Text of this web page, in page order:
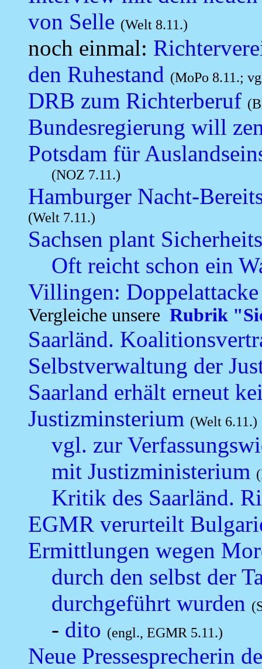
von Selle (Welt 8.11.)
noch einmal:
den Ruhestand (MoPo 8.11.;
DRB zum Richterberuf
Bundesregierung will
Potsdam für
(NOZ 7.11.)
Hamburger Nacht-
(Welt 7.11.)
Sachsen plant
Oft reicht schon ein
Villingen:
Vergleiche unsere Rubrik
Saarländ.
Selbstverwaltung der
Saarland erhält erneut
Justizminsterium (Welt 6.11.)
vgl. zur
mit Justizministerium
Kritik des Saarländ.
EGMR verurteilt
Ermittlungen wegen
durch den selbst der
durchgeführt wurden
- dito (engl., EGMR 5.11.)
Neue Pressesprecherin